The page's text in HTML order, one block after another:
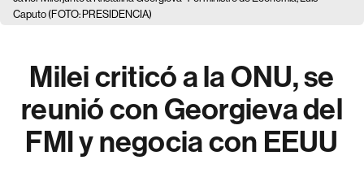
Caputo (FOTO: PRESIDENCIA)
Milei criticó a la ONU, se
reunió con Georgieva del
FMI y negocia con EEUU